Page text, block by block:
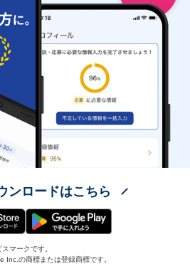
ンロードはこちら
マークです。
の商標または登録商標です。